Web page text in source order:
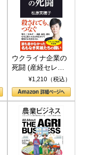
ウクライナ企業の
死闘 (産経セレク
ト S 039)¥1,210（税込）